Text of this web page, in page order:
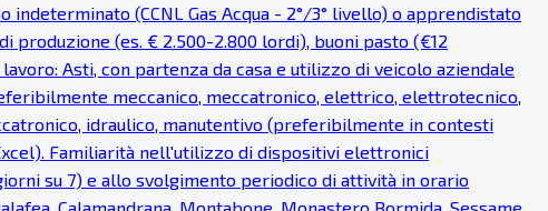
(CCNL Gas Acqua - 2°/3° livello) o apprendistato
(es. € 2.500-2.800 lordi), buoni pasto (€12
Asti, con partenza da casa e utilizzo di veicolo aziendale
meccanico, meccatronico, elettrico, elettrotecnico,
idraulico, manutentivo (preferibilmente in contesti
Familiarità nell'utilizzo di dispositivi elettronici
su 7) e allo svolgimento periodico di attività in orario